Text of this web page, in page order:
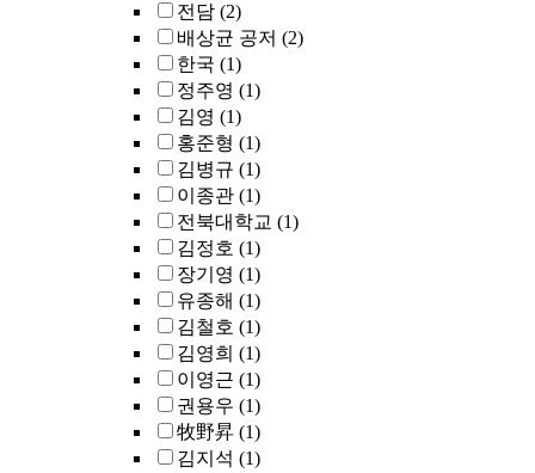
전담 (2)
배상균 공저 (2)
한국 (1)
정주영 (1)
김영 (1)
홍준형 (1)
김병규 (1)
이종관 (1)
전북대학교 (1)
김정호 (1)
장기영 (1)
유종해 (1)
김철호 (1)
김영희 (1)
이영근 (1)
권용우 (1)
牧野昇 (1)
김지석 (1)